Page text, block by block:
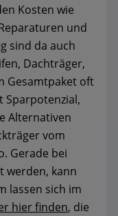
Kosten wie
und
sind da auch
Dachträger,
Gesamtpaket oft
Sparpotenzial,
Alternativen
vom
Gerade bei
werden, kann
lassen sich im
hier finden, die